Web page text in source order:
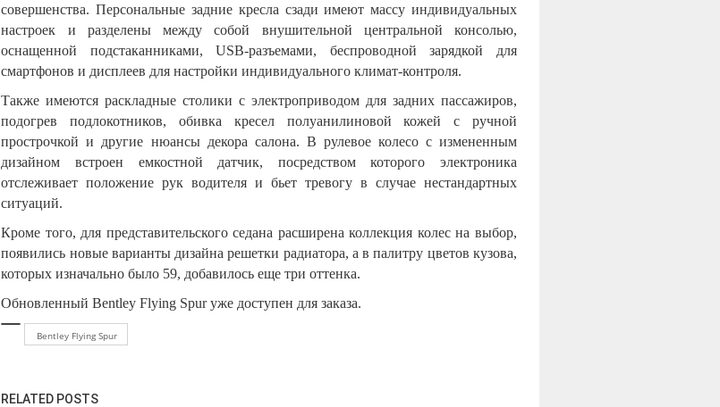
совершенства. Персональные задние кресла сзади имеют массу индивидуальных
настроек и разделены между собой внушительной центральной консолью,
оснащенной подстаканниками,USB-разъемами, беспроводной зарядкой для
смартфонов и дисплеев для настройки индивидуального климат-контроля.
Также имеются раскладные столики с электроприводом для задних пассажиров,
подогрев подлокотников, обивка кресел полуанилиновой кожей с ручной
прострочкой и другие нюансы декора салона. В рулевое колесо с измененным
дизайном встроен емкостной датчик, посредством которого электроника
отслеживает положение рук водителя и бьет тревогу в случае нестандартных
ситуаций.
Кроме того, для представительского седана расширена коллекция колес на выбор,
появились новые варианты дизайна решетки радиатора, а в палитру цветов кузова,
которых изначально было 59, добавилось еще три оттенка.
Обновленный Bentley Flying Spur уже доступен для заказа.
Bentley Flying Spur
RELATED POSTS